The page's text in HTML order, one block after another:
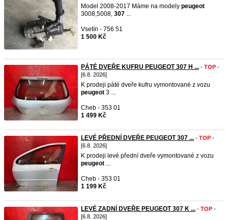
Model 2008-2017 Máme na modely peugeot
3008,5008, 307 ...
Vsetín - 756 51
1 500 Kč
PÁTÉ DVEŘE KUFRU PEUGEOT 307 H ... - TOP -
[6.8. 2026]
K prodeji páté dveře kufru vymontované z vozu
peugeot 3 ...
Cheb - 353 01
1 499 Kč
LEVÉ PŘEDNÍ DVEŘE PEUGEOT 307 ... - TOP -
[6.8. 2026]
K prodeji levé přední dveře vymontované z vozu
peugeot ...
Cheb - 353 01
1 199 Kč
LEVÉ ZADNÍ DVEŘE PEUGEOT 307 K ... - TOP -
[6.8. 2026]